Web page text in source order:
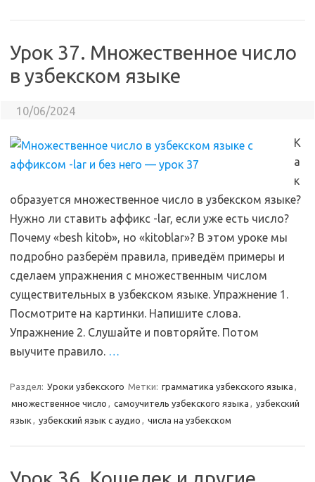
Урок 37. Множественное число
в узбекском языке
10/06/2024
К
а
к
образуется множественное число в узбекском языке?
Нужно ли ставить аффикс -lar, если уже есть число?
Почему «besh kitob», но «kitoblar»? В этом уроке мы
подробно разберём правила, приведём примеры и
сделаем упражнения с множественным числом
существительных в узбекском языке. Упражнение 1.
Посмотрите на картинки. Напишите слова.
Упражнение 2. Слушайте и повторяйте. Потом
выучите правило. …
Раздел: Уроки узбекского Метки: грамматика узбекского языка ,
множественное число , самоучитель узбекского языка , узбекский
язык , узбекский язык с аудио , числа на узбекском